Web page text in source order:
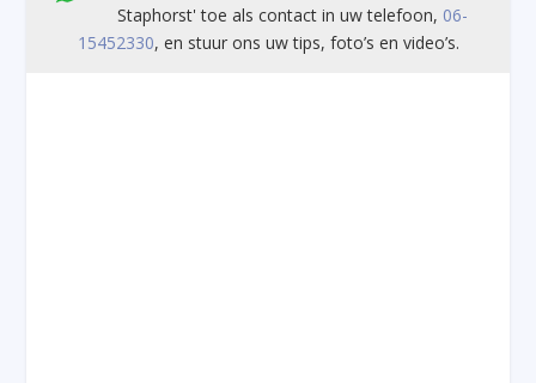
Staphorst' toe als contact in uw telefoon, 06-
15452330, en stuur ons uw tips, foto’s en video’s.